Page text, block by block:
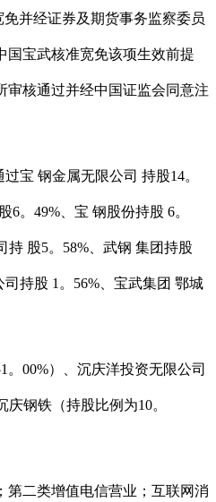
并经证券及期货事务监察委员
国宝武核准宽免该项生效前提
审核通过并经中国证监会同意注
宝 钢金属无限公司 持股14。
6。49%、宝 钢股份持股 6。
持 股5。58%、武钢 集团持股
持股 1。56%、宝武集团 鄂城
00%）、沉庆洋投资无限公司
庆钢铁（持股比例为10。
二类增值电信营业；互联网消